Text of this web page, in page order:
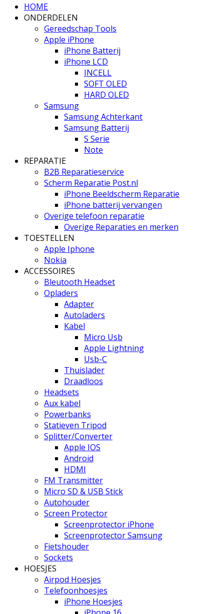
HOME
ONDERDELEN
Gereedschap Tools
Apple iPhone
iPhone Batterij
iPhone LCD
INCELL
SOFT OLED
HARD OLED
Samsung
Samsung Achterkant
Samsung Batterij
S Serie
Note
REPARATIE
B2B Reparatieservice
Scherm Reparatie Post.nl
iPhone Beeldscherm Reparatie
iPhone batterij vervangen
Overige telefoon reparatie
Overige Reparaties en merken
TOESTELLEN
Apple Iphone
Nokia
ACCESSOIRES
Bleutooth Headset
Opladers
Adapter
Autoladers
Kabel
Micro Usb
Apple Lightning
Usb-C
Thuislader
Draadloos
Headsets
Aux kabel
Powerbanks
Statieven Tripod
Splitter/Converter
Apple IOS
Android
HDMI
FM Transmitter
Micro SD & USB Stick
Autohouder
Screen Protector
Screenprotector iPhone
Screenprotector Samsung
Fietshouder
Sockets
HOESJES
Airpod Hoesjes
Telefoonhoesjes
iPhone Hoesjes